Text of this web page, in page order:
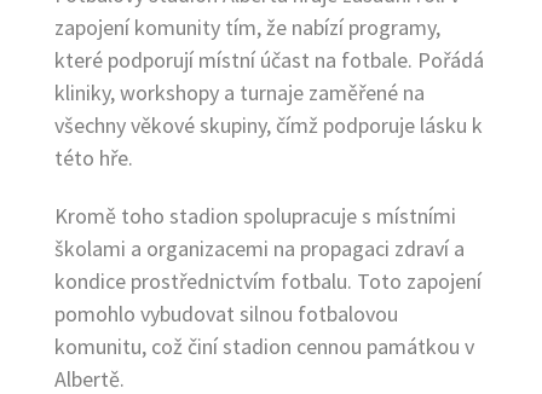
zapojení komunity tím, že nabízí programy,
které podporují místní účast na fotbale. Pořádá
kliniky, workshopy a turnaje zaměřené na
všechny věkové skupiny, čímž podporuje lásku k
této hře.
Kromě toho stadion spolupracuje s místními
školami a organizacemi na propagaci zdraví a
kondice prostřednictvím fotbalu. Toto zapojení
pomohlo vybudovat silnou fotbalovou
komunitu, což činí stadion cennou památkou v
Albertě.